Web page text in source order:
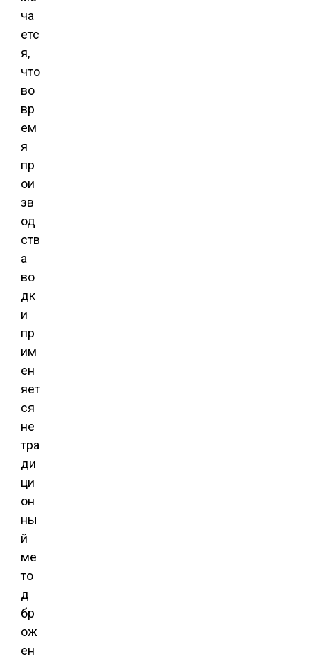
ча
етс
я,
что
во
вр
ем
я
пр
ои
зв
од
ств
а
во
дк
и
пр
им
ен
яет
ся
не
тра
ди
ци
он
ны
й
ме
то
д
бр
ож
ен